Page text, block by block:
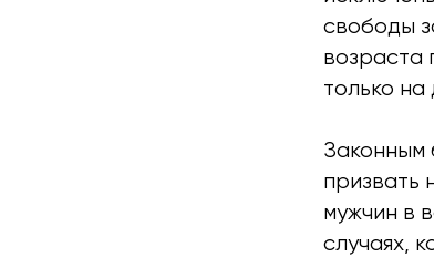
свободы
возраста
только
Законным
призвать
мужчин в
случаях,